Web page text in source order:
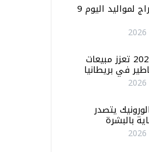
توقعات الأبراج لمواليد اليوم 9
الأوديسة 2026 تعزز مبيعات
في بريطانيا
يتصدر
بالبشرة